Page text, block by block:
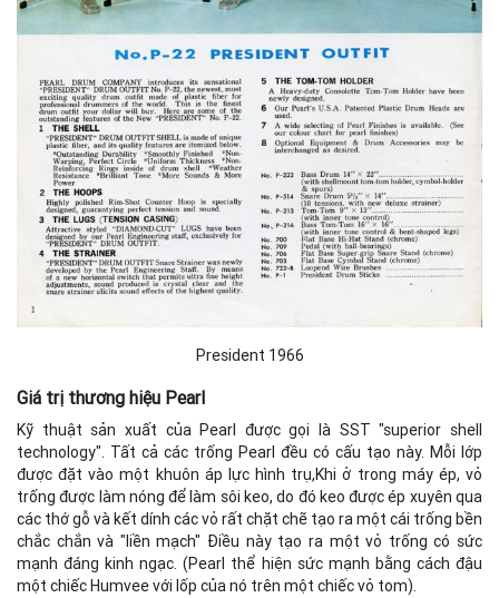
President 1966
Giá trị thương hiệu Pearl
Kỹ thuật sản xuất của Pearl được gọi là SST "superior shell
technology". Tất cả các trống Pearl đều có cấu tạo này. Mỗi lớp
được đặt vào một khuôn áp lực hình trụ,Khi ở trong máy ép, vỏ
trống được làm nóng để làm sôi keo, do đó keo được ép xuyên qua
các thớ gỗ và kết dính các vỏ rất chặt chẽ tạo ra một cái trống bền
chắc chắn và "liền mạch" Điều này tạo ra một vỏ trống có sức
mạnh đáng kinh ngạc. (Pearl thể hiện sức mạnh bằng cách đậu
một chiếc Humvee với lốp của nó trên một chiếc vỏ tom).